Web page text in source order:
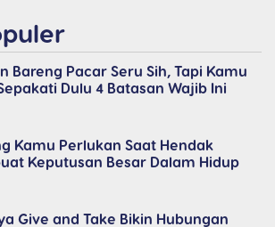
Bareng Pacar Seru Sih, Tapi Kamu
Dulu 4 Batasan Wajib Ini
Kamu Perlukan Saat Hendak
Keputusan Besar Dalam Hidup
Give and Take Bikin Hubungan